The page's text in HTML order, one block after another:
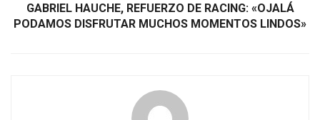
GABRIEL HAUCHE, REFUERZO DE RACING: «OJALÁ
PODAMOS DISFRUTAR MUCHOS MOMENTOS LINDOS»